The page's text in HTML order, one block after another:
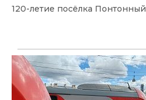
120-летие посёлка Понтонный